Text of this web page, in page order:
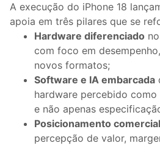
A execução do iPhone 18
apoia em três pilares que se
Hardware diferenciado
com foco em
novos formatos;
Software e IA embarcada
hardware percebido como
e não apenas
Posicionamento comercial
percepção de valor,